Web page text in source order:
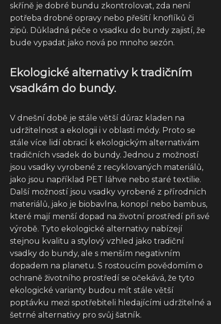
skříně je dobré bundu zkontrolovat, zda není
potřeba drobné opravy nebo přešití knoflíků či
zipů. Důkladná péče o vsadku do bundy zajistí, že
bude vypadat jako nová po mnoho sezón.
Ekologické alternativy k tradičním
vsadkám do bundy.
V dnešní době je stále větší důraz kladen na
udržitelnost a ekologii i v oblasti módy. Proto se
stále více lidí obrací k ekologickým alternativám
tradičních vsadek do bundy. Jednou z možností
jsou vsadky vyrobené z recyklovaných materiálů,
jako jsou například PET láhve nebo staré textilie.
Další možností jsou vsadky vyrobené z přírodních
materiálů, jako je biobavlna, konopí nebo bambus,
které mají menší dopad na životní prostředí při své
výrobě. Tyto ekologické alternativy nabízejí
stejnou kvalitu a stylový vzhled jako tradiční
vsadky do bundy, ale s menším negativním
dopadem na planetu. S rostoucím povědomím o
ochraně životního prostředí se očekává, že tyto
ekologické varianty budou mít stále větší
poptávku mezi spotřebiteli hledajícími udržitelné a
šetrné alternativy pro svůj šatník.